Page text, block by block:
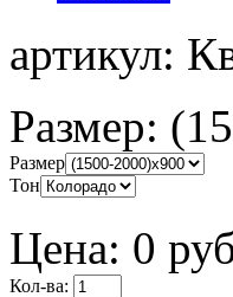
артикул:
Размер:
Размер
Тон
Цена: 0
Кол-ва: